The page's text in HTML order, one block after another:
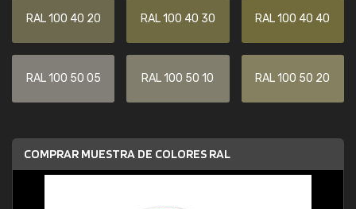
RAL 100 40 20 RAL 100 40 30 RAL 100 40 40
RAL 100 50 05 RAL 100 50 10 RAL 100 50 20
COMPRAR MUESTRA DE COLORES RAL